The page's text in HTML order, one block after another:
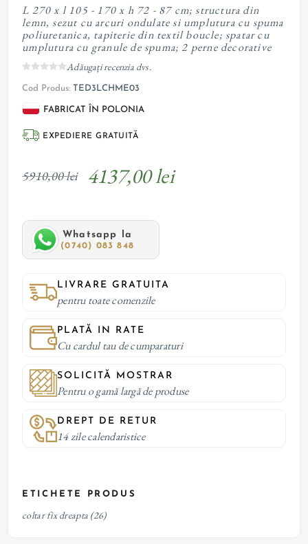
L 270 x l 105 - 170 x h 72 - 87 cm; structura din
lemn, sezut cu arcuri ondulate si umplutura cu spuma
poliuretanica, tapiterie din textil boucle; spatar cu
umplutura cu granule de spuma; 2 perne decorative
Adăugați recenzia dvs.
Cod Produs: TED3LCHME03
FABRICAT ÎN POLONIA
EXPEDIERE GRATUITĂ
5910,00 lei 4137,00 lei
Whatsapp la
(0740) 083 848
LIVRARE GRATUITA
pentru toate comenzile
PLATĂ IN RATE
Cu cardul tau de cumparaturi
SOLICITĂ MOSTRAR
Pentru o gamă largă de produse
DREPT DE RETUR
14 zile calendaristice
ETICHETE PRODUS
coltar fix dreapta (26)